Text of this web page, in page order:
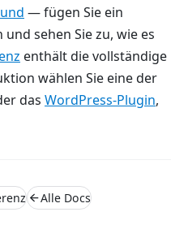
— fügen Sie ein
sehen Sie zu, wie es
enthält die vollständige
wählen Sie eine der
das WordPress-Plugin,
Alle Docs